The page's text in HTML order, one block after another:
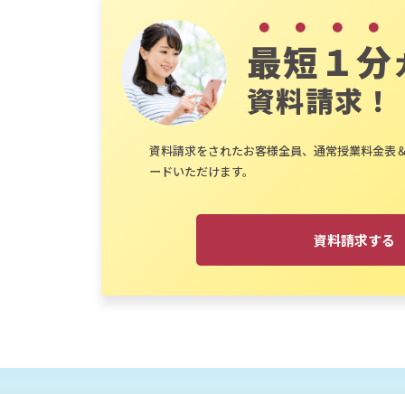
最短１分
資料請求！
資料請求をされたお客様全員、通常授業料金表
ードいただけます。
資料請求する